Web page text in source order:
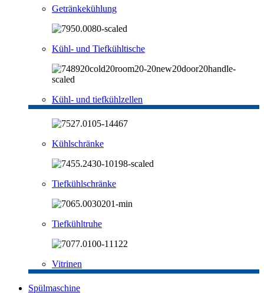
Getränkekühlung
Kühl- und Tiefkühltische
Kühl- und tiefkühlzellen
Kühlschränke
Tiefkühlschränke
Tiefkühltruhe
Vitrinen
Spülmaschine